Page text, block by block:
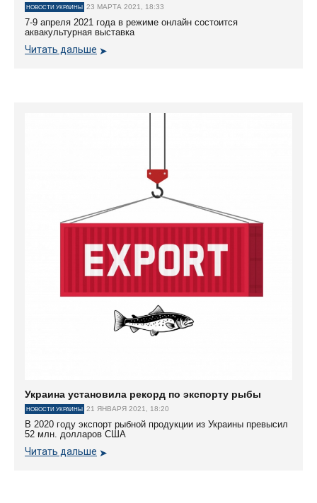
НОВОСТИ УКРАИНЫ 23 МАРТА 2021, 18:33
7-9 апреля 2021 года в режиме онлайн состоится
аквакультурная выставка
Читать дальше
Украина установила рекорд по экспорту рыбы
НОВОСТИ УКРАИНЫ 21 ЯНВАРЯ 2021, 18:20
В 2020 году экспорт рыбной продукции из Украины превысил
52 млн. долларов США
Читать дальше